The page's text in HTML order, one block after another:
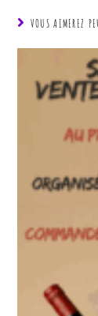
VOUS AIMEREZ